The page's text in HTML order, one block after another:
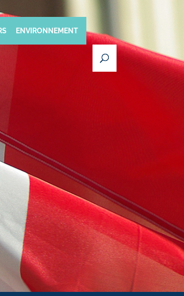
ENVIRONNEMENT